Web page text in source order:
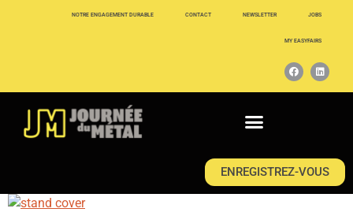
NOTRE ENGAGEMENT DURABLE CONTACT NEWSLETTER JOBS
MY EASYFAIRS
ENREGISTREZ-VOUS